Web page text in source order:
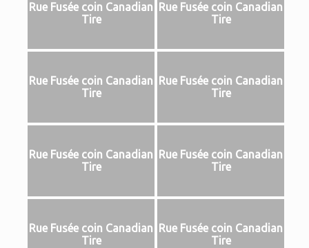
Rue Fusée coin Canadian
Tire
Rue Fusée coin Canadian
Tire
Rue Fusée coin Canadian
Tire
Rue Fusée coin Canadian
Tire
Rue Fusée coin Canadian
Tire
Rue Fusée coin Canadian
Tire
Rue Fusée coin Canadian
Tire
Rue Fusée coin Canadian
Tire